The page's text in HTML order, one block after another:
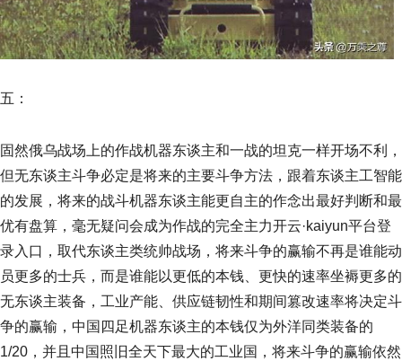
五：
固然俄乌战场上的作战机器东谈主和一战的坦克一样开场不利，
但无东谈主斗争必定是将来的主要斗争方法，跟着东谈主工智能
的发展，将来的战斗机器东谈主能更自主的作念出最好判断和最
优有盘算，毫无疑问会成为作战的完全主力开云·kaiyun平台登
录入口，取代东谈主类统帅战场，将来斗争的赢输不再是谁能动
员更多的士兵，而是谁能以更低的本钱、更快的速率坐褥更多的
无东谈主装备，工业产能、供应链韧性和期间篡改速率将决定斗
争的赢输，中国四足机器东谈主的本钱仅为外洋同类装备的
1/20，并且中国照旧全天下最大的工业国，将来斗争的赢输依然